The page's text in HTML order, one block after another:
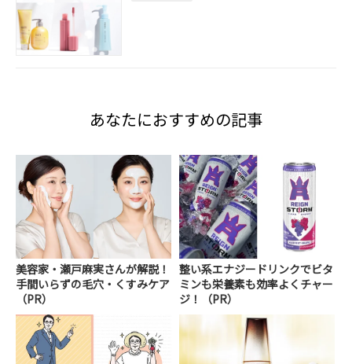
あなたにおすすめの記事
美容家・瀬戸麻実さんが解説！
手間いらずの毛穴・くすみケア
（PR）
整い系エナジードリンクでビタ
ミンも栄養素も効率よくチャー
ジ！（PR）